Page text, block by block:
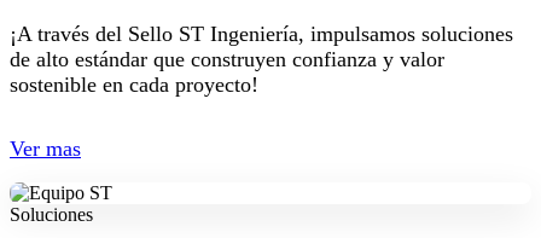
¡A través del Sello ST Ingeniería, impulsamos soluciones
de alto estándar que construyen confianza y valor
sostenible en cada proyecto!
Ver mas
Soluciones